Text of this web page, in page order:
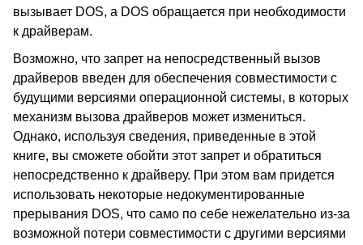
вызывает DOS, а DOS обращается при необходимости
к драйверам.
Возможно, что запрет на непосредственный вызов
драйверов введен для обеспечения совместимости с
будущими версиями операционной системы, в которых
механизм вызова драйверов может измениться.
Однако, используя сведения, приведенные в этой
книге, вы сможете обойти этот запрет и обратиться
непосредственно к драйверу. При этом вам придется
использовать некоторые недокументированные
прерывания DOS, что само по себе нежелательно из-за
возможной потери совместимости с другими версиями